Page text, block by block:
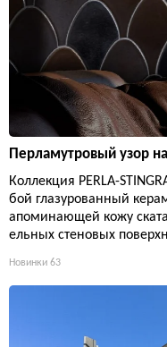
Перламутровый узор
Коллекция PERLA-
бой глазурованный
апоминающей кожу
ельных стеновых
Новинки 63